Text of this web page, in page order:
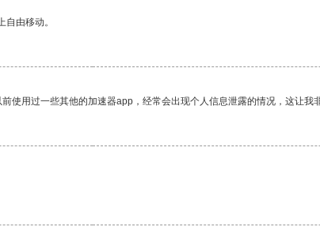
由移动。
使用过一些其他的加速器app，经常会出现个人信息泄露的情况，这让我